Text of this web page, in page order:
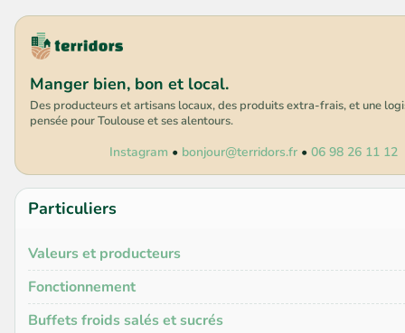
Manger bien, bon et local.
Des producteurs et artisans locaux, des produits extra-frais, et une
pensée pour Toulouse et ses alentours.
Instagram • bonjour@terridors.fr• 06 98 26 11 12
Particuliers
Valeurs et producteurs
Fonctionnement
Buffets froids salés et sucrés